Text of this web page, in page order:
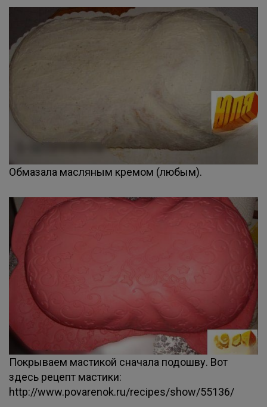
Обмазала масляным кремом (любым).
Покрываем мастикой сначала подошву. Вот
здесь рецепт мастики:
http://www.povarenok.ru/recipes/show/55136/